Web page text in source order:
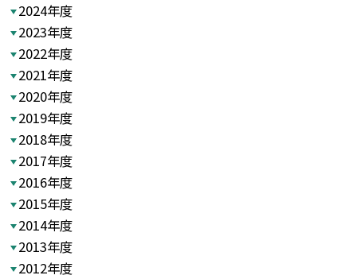
2024年度
2023年度
2022年度
2021年度
2020年度
2019年度
2018年度
2017年度
2016年度
2015年度
2014年度
2013年度
2012年度